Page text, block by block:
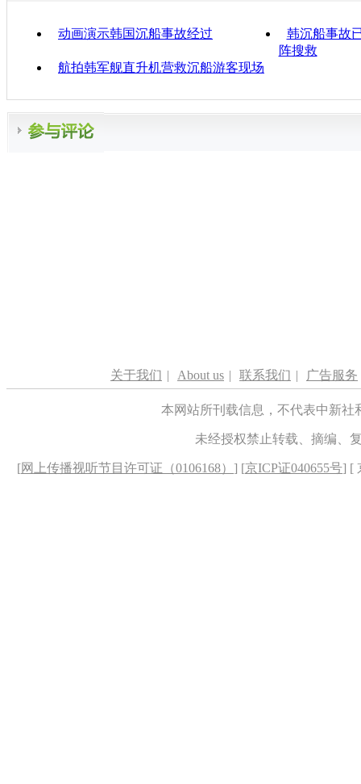
动画演示韩国沉船事故经过
韩沉船事故
阵搜救
航拍韩军舰直升机营救沉船游客现场
关于我们 | About us | 联系我们 | 广告服务
本网站所刊载信息，不代表中新
未经授权禁止转载、摘编、
[网上传播视听节目许可证（0106168） ] [京ICP证040655号] [